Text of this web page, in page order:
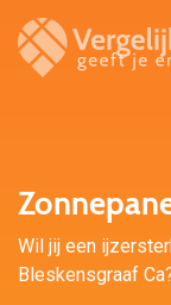
Wil jij een
Bleskensgraaf